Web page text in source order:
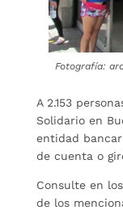
Fotografía:
A 2.153
Solidario en
entidad
de cuenta o
Consulte en
de los